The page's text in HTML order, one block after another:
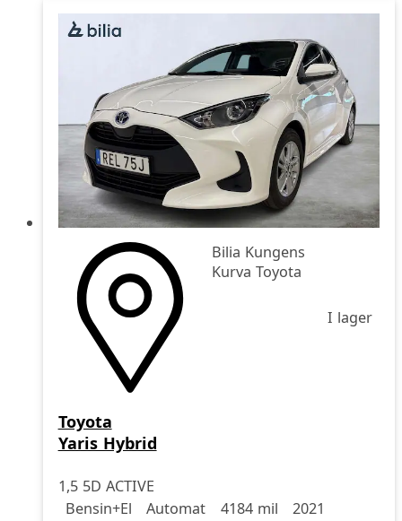
Bilia Kungens
Kurva Toyota
I lager
Toyota
Yaris Hybrid
1,5 5D ACTIVE
Drivmedel
Bensin+El
Drivmedel Automat
Miltal 4184 mil
årsmodell 2021